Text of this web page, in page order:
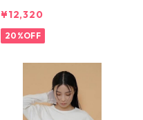
りました。 フリーサイズ
シアン
¥12,320
20%OFF